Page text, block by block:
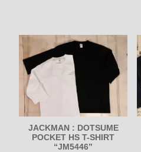
JACKMAN : DOTSUME
POCKET HS T-SHIRT
“JM5446”